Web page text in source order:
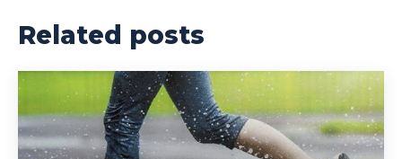
Related posts